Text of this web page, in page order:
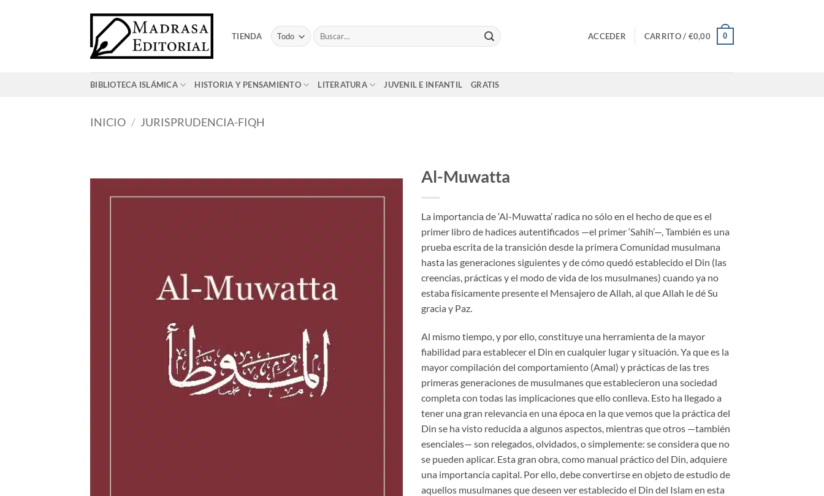
TIENDA
Buscar
por:
ACCEDER CARRITO / €0,00 0
BIBLIOTECA ISLÁMICA HISTORIA Y PENSAMIENTO LITERATURA JUVENIL E INFANTIL GRATIS
INICIO / JURISPRUDENCIA-FIQH
Al-Muwatta
La importancia de ‘Al-Muwatta’ radica no sólo en el hecho de que es el
primer libro de hadices autentificados —el primer ‘Sahih’—, También es una
prueba escrita de la transición desde la primera Comunidad musulmana
hasta las generaciones siguientes y de cómo quedó establecido el Din (las
creencias, prácticas y el modo de vida de los musulmanes) cuando ya no
estaba físicamente presente el Mensajero de Allah, al que Allah le dé Su
gracia y Paz.
Al mismo tiempo, y por ello, constituye una herramienta de la mayor
fiabilidad para establecer el Din en cualquier lugar y situación. Ya que es la
mayor compilación del comportamiento (Amal) y prácticas de las tres
primeras generaciones de musulmanes que establecieron una sociedad
completa con todas las implicaciones que ello conlleva. Esto ha llegado a
tener una gran relevancia en una época en la que vemos que la práctica del
Din se ha visto reducida a algunos aspectos, mientras que otros —también
esenciales— son relegados, olvidados, o simplemente: se considera que no
se pueden aplicar. Esta gran obra, como manual práctico del Din, adquiere
una importancia capital. Por ello, debe convertirse en objeto de estudio de
aquellos musulmanes que deseen ver establecido el Din del Islam en esta